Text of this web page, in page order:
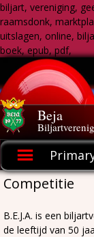
biljart, vereniging,
raamsdonk,
uitslagen, online,
boek, epub, pdf,
to
content
Beja
Competitie
B.E.J.A. is een
de leeftijd van 50